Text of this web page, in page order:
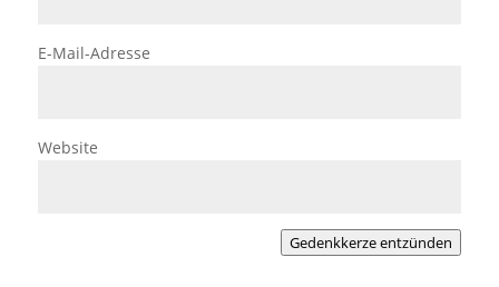
E-Mail-Adresse
Website
Gedenkkerze entzünden